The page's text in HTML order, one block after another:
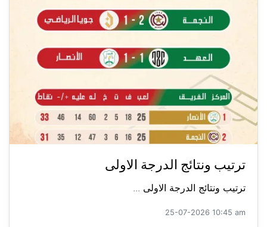
ترتيب ونتائج الدرجة الاولى
ترتيب ونتائج الدرجة الاولى ...
25-07-2026 10:45 am